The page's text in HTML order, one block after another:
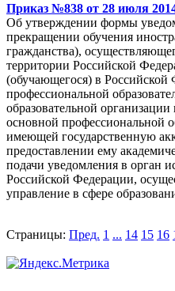
Приказ №838 от 28 июля
Об утверждении формы
прекращении обучения
гражданства),
территории Российской
(обучающегося) в
профессиональной
образовательной
основной профессиональной
имеющей государственную
предоставлении ему
подачи уведомления в орган
Российской Федерации,
управление в сфере
Страницы: Пред. 1 ... 14 15 16